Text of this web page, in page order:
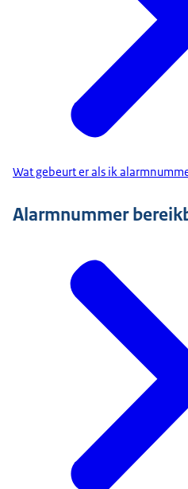
Wat gebeurt er als ik
Alarmnummer